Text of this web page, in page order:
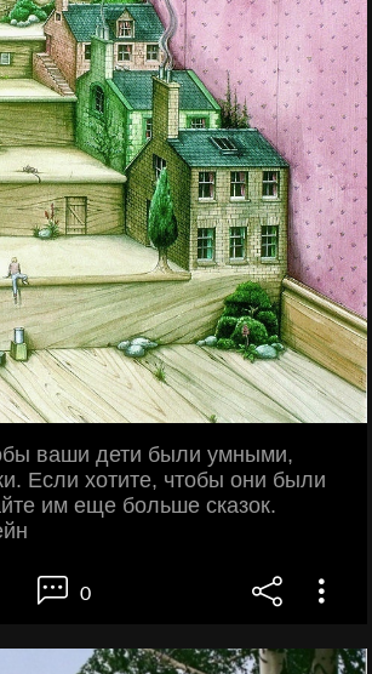
ваши дети были умными,
Если хотите, чтобы они были
им еще больше сказок.
0